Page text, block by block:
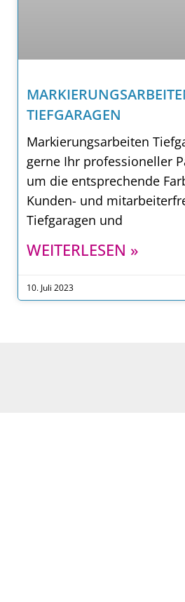
TIEFGARAGEN
Markierungsarbeiten
gerne Ihr professioneller
um die entsprechende
Kunden- und
Tiefgaragen und
WEITERLESEN »
10. Juli 2023